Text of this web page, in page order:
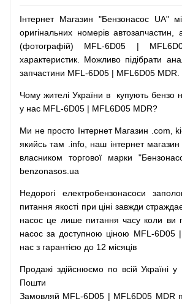
Інтернет Магазин "Бензонасос UA"
оригінальних номерів автозапчастин
(фотографій) MFL-6D05 |
характеристик. Можливо підібрати
запчастини MFL-6D05 | MFL6D05 MDR.
Чому жителі України в купують бензо
у нас MFL-6D05 | MFL6D05 MDR?
Ми не просто Інтернет Магазин .com
якийсь там .info, наш інтернет магазин
власником
торгової марки "
benzonasos.ua
Недорогі електробензонасоси
питання якості при ціні завжди
насос це лише питання часу коли ви
насос за доступною ціною MFL-6D05
нас з гарантією до 12 місяців
Продажі здійснюємо по всій Україні у
Пошти
Замовляй MFL-6D05 | MFL6D05 MDR